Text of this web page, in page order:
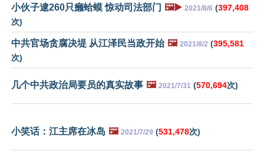
小伙子逮260只癞蛤蟆 惊动司法部门 🖼️▶️ 2021/8/6 (397,408
次)
中共官场贪腐决堤 从江泽民当政开始 🖼️ 2021/8/2 (395,581
次)
几个中共政治局要员的真实故事 🖼️ 2021/7/31 (570,694次)
小笑话：江主席在冰岛 🖼️ 2021/7/29 (531,478次)